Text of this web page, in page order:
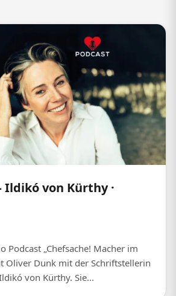
Ildikó von Kürthy ·
Podcast „Chefsache! Macher im
Oliver Dunk mit der Schriftstellerin
von Kürthy. Sie...